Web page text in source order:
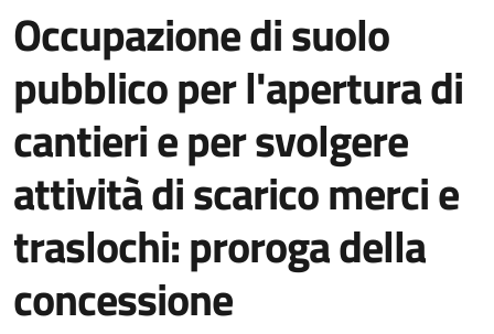
Occupazione di suolo
pubblico per l'apertura di
cantieri e per svolgere
attività di scarico merci e
traslochi: proroga della
concessione